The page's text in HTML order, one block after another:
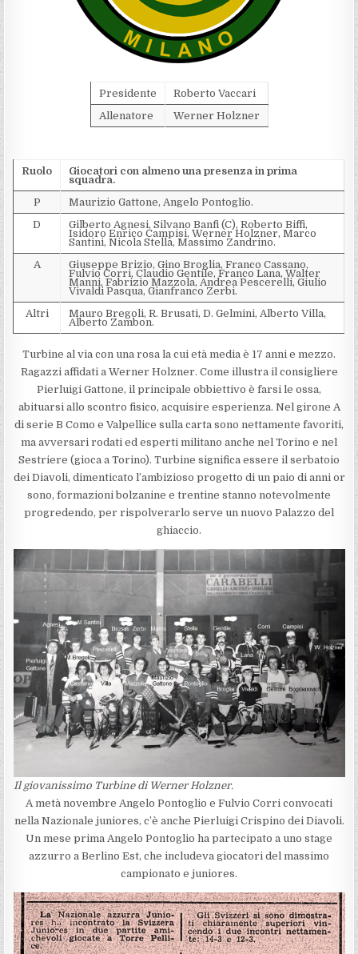
Presidente
Roberto Vaccari
Allenatore
Werner Holzner
Ruolo Giocatori con almeno una presenza in prima
squadra.
P
Maurizio Gattone, Angelo Pontoglio.
D
Gilberto Agnesi, Silvano Banfi (C), Roberto Biffi,
Isidoro Enrico Campisi, Werner Holzner, Marco
Santini, Nicola Stella, Massimo Zandrino.
A
Giuseppe Brizio, Gino Broglia, Franco Cassano,
Fulvio Corri, Claudio Gentile, Franco Lana, Walter
Manni, Fabrizio Mazzola, Andrea Pescerelli, Giulio
Vivaldi Pasqua, Gianfranco Zerbi.
Altri
Mauro Bregoli, R. Brusati, D. Gelmini, Alberto Villa,
Alberto Zambon.
Turbine al via con una rosa la cui età media è 17 anni e mezzo.
Ragazzi affidati a Werner Holzner. Come illustra il consigliere
Pierluigi Gattone, il principale obbiettivo è farsi le ossa,
abituarsi allo scontro fisico, acquisire esperienza. Nel girone A
di serie B Como e Valpellice sulla carta sono nettamente favoriti,
ma avversari rodati ed esperti militano anche nel Torino e nel
Sestriere (gioca a Torino). Turbine significa essere il serbatoio
dei Diavoli, dimenticato l’ambizioso progetto di un paio di anni or
sono, formazioni bolzanine e trentine stanno notevolmente
progredendo, per rispolverarlo serve un nuovo Palazzo del
ghiaccio.
Il giovanissimo Turbine di Werner Holzner.
A metà novembre Angelo Pontoglio e Fulvio Corri convocati
nella Nazionale juniores, c’è anche Pierluigi Crispino dei Diavoli.
Un mese prima Angelo Pontoglio ha partecipato a uno stage
azzurro a Berlino Est, che includeva giocatori del massimo
campionato e juniores.